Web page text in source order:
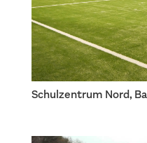
Schulzentrum Nord,